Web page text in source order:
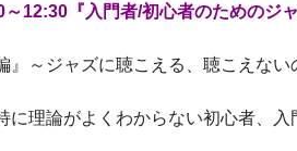
12:30『入門者/初心者のためのジ
』～ジャズに聴こえる、聴こえない
に理論がよくわからない初心者、入